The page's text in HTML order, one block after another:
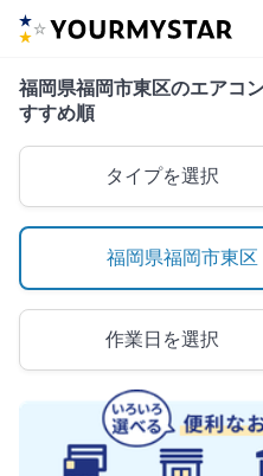
福岡県福岡市東区のエアコ
すすめ順
タイプを選択
福岡県福岡市東区
作業日を選択